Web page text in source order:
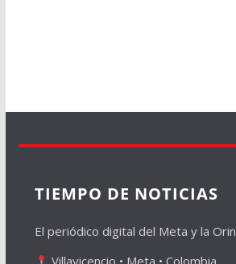
TIEMPO DE NOTICIAS
El periódico digital del Meta y la
Villavicencio • Meta • Colombia